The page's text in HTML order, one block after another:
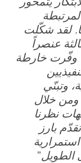
لقد شكّلت
عنصراً
وفّرت خارطة
وتبنّي
ومن خلال
نظرنا
بارز
الطويل